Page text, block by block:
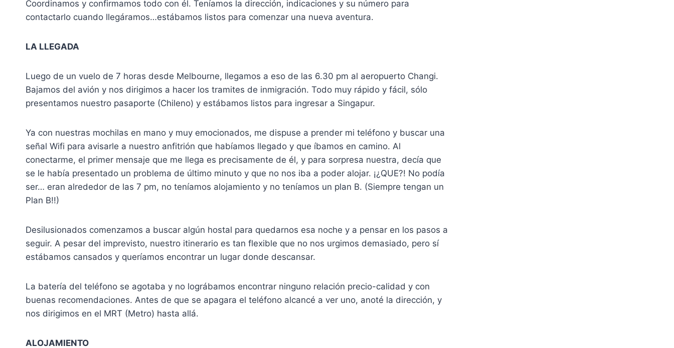
Coordinamos y confirmamos todo con él. Teníamos la dirección, indicaciones y su número para
contactarlo cuando llegáramos…estábamos listos para comenzar una nueva aventura.
LA LLEGADA
Luego de un vuelo de 7 horas desde Melbourne, llegamos a eso de las 6.30 pm al aeropuerto Changi.
Bajamos del avión y nos dirigimos a hacer los tramites de inmigración. Todo muy rápido y fácil, sólo
presentamos nuestro pasaporte (Chileno) y estábamos listos para ingresar a Singapur.
Ya con nuestras mochilas en mano y muy emocionados, me dispuse a prender mi teléfono y buscar una
señal Wifi para avisarle a nuestro anfitrión que habíamos llegado y que íbamos en camino. Al
conectarme, el primer mensaje que me llega es precisamente de él, y para sorpresa nuestra, decía que
se le había presentado un problema de último minuto y que no nos iba a poder alojar. ¡¿QUE?! No podía
ser… eran alrededor de las 7 pm, no teníamos alojamiento y no teníamos un plan B. (Siempre tengan un
Plan B!!)
Desilusionados comenzamos a buscar algún hostal para quedarnos esa noche y a pensar en los pasos a
seguir. A pesar del imprevisto, nuestro itinerario es tan flexible que no nos urgimos demasiado, pero sí
estábamos cansados y queríamos encontrar un lugar donde descansar.
La batería del teléfono se agotaba y no lográbamos encontrar ninguno relación precio-calidad y con
buenas recomendaciones. Antes de que se apagara el teléfono alcancé a ver uno, anoté la dirección, y
nos dirigimos en el MRT (Metro) hasta allá.
ALOJAMIENTO